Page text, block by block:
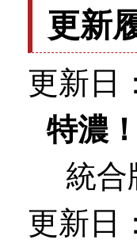
更新
更新日
特濃
統
更新日